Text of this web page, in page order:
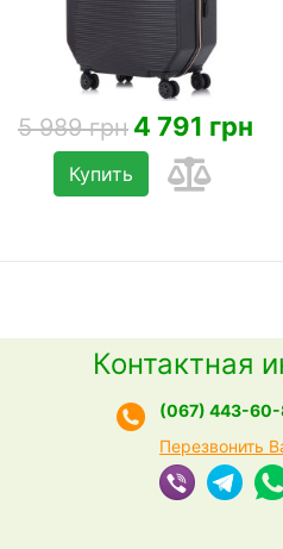
5 989 грн 4 791 грн
Купить
Контактная
(067) 443-
Перезвонить